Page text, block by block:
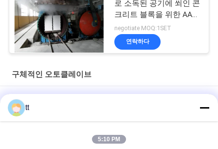
로 소독된 공기에 쐬인 콘
크리트 블록을 위한 AAC
구획 오토클레이브
negotiate MOQ:1SET
연락하다
구체적인 오토클레이브
고무 단단한 포크리프트는 물자 취급 포크리프트를 위해 피로하게
합니다
tt
5:10 PM